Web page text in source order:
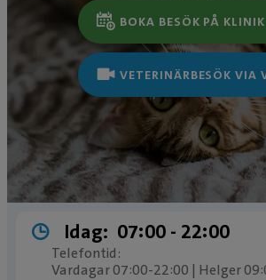
BOKA BESÖK PÅ KLINIK
VETERINÄRBESÖK VIA
Idag: 07:00 ­- 22:00
Telefontid:
Vardagar 07:00-22:00 | Helger